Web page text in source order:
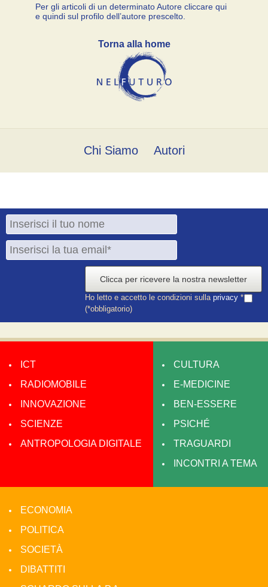
Per gli articoli di un determinato Autore cliccare qui
e quindi sul profilo dell’autore prescelto.
Torna alla home
Chi Siamo Autori
Clicca per ricevere la nostra newsletter
Ho letto e accetto le condizioni sulla privacy *
(*obbligatorio)
ICT
RADIOMOBILE
INNOVAZIONE
SCIENZE
ANTROPOLOGIA DIGITALE
CULTURA
E-MEDICINE
BEN-ESSERE
PSICHÉ
TRAGUARDI
INCONTRI A TEMA
ECONOMIA
POLITICA
SOCIETÀ
DIBATTITI